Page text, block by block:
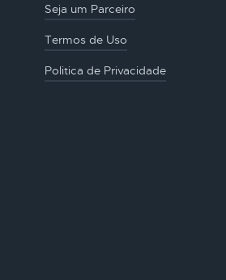
Seja um Parceiro
Termos de Uso
Politica de Privacidade